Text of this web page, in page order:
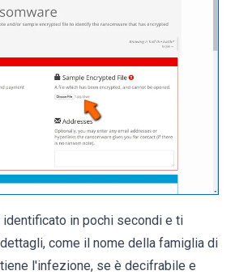
identificato in pochi secondi e ti
come il nome della famiglia di
l'infezione, se è decifrabile e